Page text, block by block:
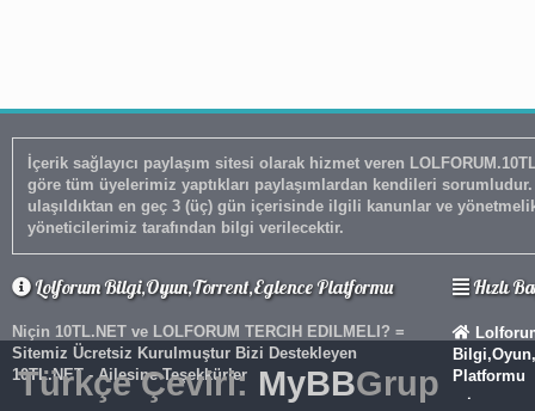
İçerik sağlayıcı paylaşım sitesi olarak hizmet veren LOLFORUM.10TL.NET adresimizde 5651 Sayılı Kanun'un 8. Maddesine ve T.C.K' nın
göre tüm üyelerimiz yaptıkları paylaşımlardan kendileri
ulaşıldıktan en geç 3 (üç) gün içerisinde ilgili kanunlar ve
yöneticilerimiz tarafından bilgi verilecektir.
Lolforum Bilgi,Oyun,Torrent,Eglence Platformu
Niçin 10TL.NET ve LOLFORUM TERCIH EDILMELI? =
Sitemiz Ücretsiz Kurulmuştur Bizi Destekleyen
10TL.NET - Ailesine Teşekkürler
Hızlı
Platformu
Türkçe Çeviri: MyBBGrup